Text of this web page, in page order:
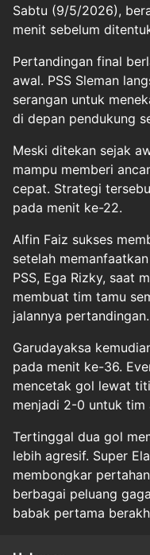
Sabtu (9/5/2026),
menit sebelum
Pertandingan final
awal. PSS Sleman
serangan untuk
di depan pendukung
Meski ditekan sejak
mampu memberi
cepat. Strategi
pada menit ke-22.
Alfin Faiz sukses
setelah
PSS, Ega Rizky, saat
membuat tim tamu
jalannya pertandingan.
Garudayaksa
pada menit ke-36.
mencetak gol lewat
menjadi 2-0 untuk tim
Tertinggal dua gol
lebih agresif. Super
membongkar
berbagai peluang
babak pertama